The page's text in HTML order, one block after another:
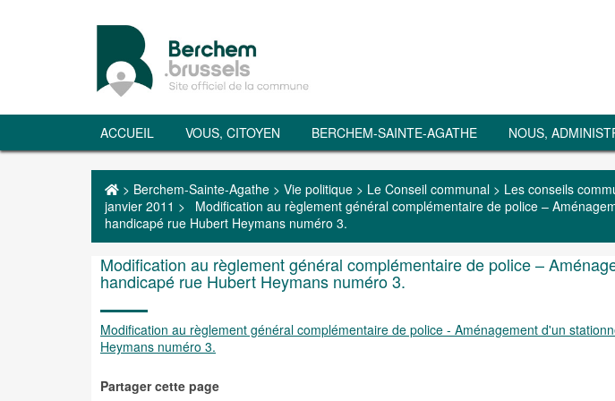
ACCUEIL VOUS, CITOYEN BERCHEM-SAINTE-AGATHE NOUS,
> Berchem-Sainte-Agathe > Vie politique > Le Conseil communal > Les conseils
janvier 2011 >
Modification au règlement général complémentaire de police –
handicapé rue Hubert Heymans numéro 3.
Modification au règlement général complémentaire de police –
handicapé rue Hubert Heymans numéro 3.
Modification au règlement général complémentaire de police - Aménagement d'un
Heymans numéro 3.
Partager cette page